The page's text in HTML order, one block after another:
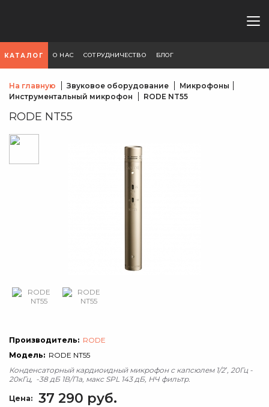
КАТАЛОГ О НАС СОТРУДНИЧЕСТВО БЛОГ
На главную Звуковое оборудование
Микрофоны
Инструментальный микрофон
RODE NT55
RODE NT55
Производитель: RODE
Модель: RODE NT55
Конденсаторный кардиоидный микрофон с капсюлем 1/2‛, 20Гц -
20кГц, -38 дБ 1В/Па, макс SPL 143 дБ, НЧ фильтр.
Цена: 37 290 руб.